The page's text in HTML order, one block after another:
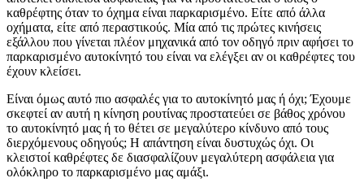
καθρέφτης όταν το όχημα είναι παρκαρισμένο. Είτε από άλλα
οχήματα, είτε από περαστικούς. Μία από τις πρώτες κινήσεις
εξάλλου που γίνεται πλέον μηχανικά από τον οδηγό πριν αφήσει το
παρκαρισμένο αυτοκίνητό του είναι να ελέγξει αν οι καθρέφτες του
έχουν κλείσει.
Είναι όμως αυτό πιο ασφαλές για το αυτοκίνητό μας ή όχι; Έχουμε
σκεφτεί αν αυτή η κίνηση ρουτίνας προστατεύει σε βάθος χρόνου
το αυτοκίνητό μας ή το θέτει σε μεγαλύτερο κίνδυνο από τους
διερχόμενους οδηγούς; Η απάντηση είναι δυστυχώς όχι. Οι
κλειστοί καθρέφτες δε διασφαλίζουν μεγαλύτερη ασφάλεια για
ολόκληρο το παρκαρισμένο μας αμάξι.